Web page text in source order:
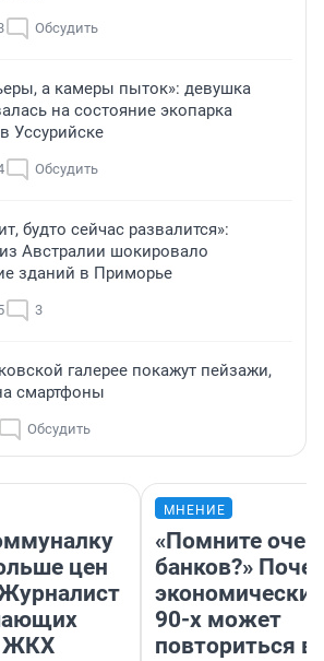
Обсудить
а камеры пыток»: девушка
на состояние экопарка
Уссурийске
Обсудить
будто сейчас развалится»:
Австралии шокировало
зданий в Приморье
3
галерее покажут пейзажи,
смартфоны
Обсудить
цен
ЖКХ
МНЕНИЕ
«Помните
банков?»
90-х может
повториться